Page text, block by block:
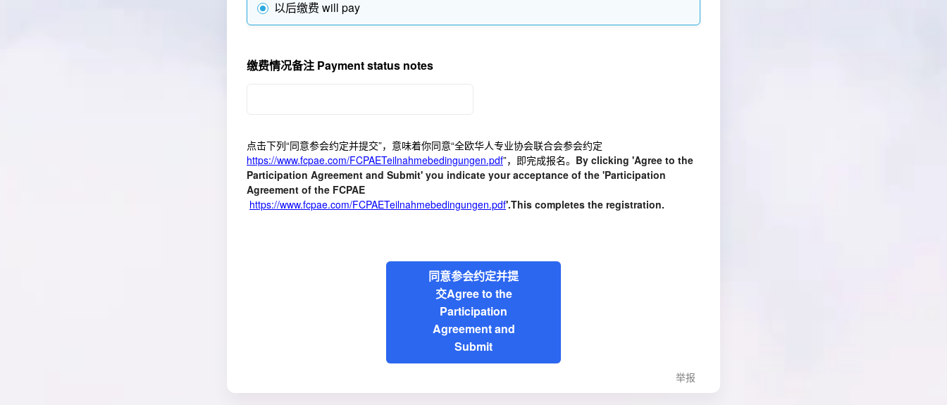
以后缴费 will pay
缴费情况备注 Payment status notes
点击下列“同意参会约定并提交”，意味着你同意“全欧华人专业协会联合会参会约定
https://www.fcpae.com/FCPAETeilnahmebedingungen.pdf”，即完成报名。 By clicking 'Agree to the
Participation Agreement and Submit' you indicate your acceptance of the 'Participation
Agreement of the FCPAE
https://www.fcpae.com/FCPAETeilnahmebedingungen.pdf'.This completes the registration.
同意参会约定并提
交Agree to the
Participation
Agreement and
Submit
举报